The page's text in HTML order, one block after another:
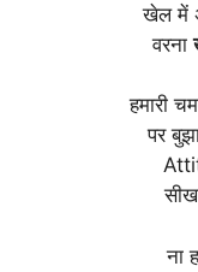
खेल में
वरना
हमारी
पर
ना